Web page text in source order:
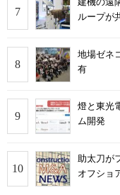
ループが
地場ゼネ
有
燈と東光
ム開発
助太刀が
オフショ